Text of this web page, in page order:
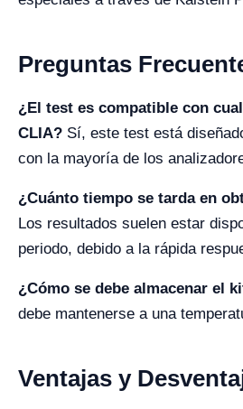
Preguntas
¿El test es compatible con
CLIA? Sí, este test está
con la mayoría de los
¿Cuánto tiempo se tarda en
Los resultados suelen estar
periodo, debido a la rápida
¿Cómo se debe almacenar el
debe mantenerse a una
Ventajas y